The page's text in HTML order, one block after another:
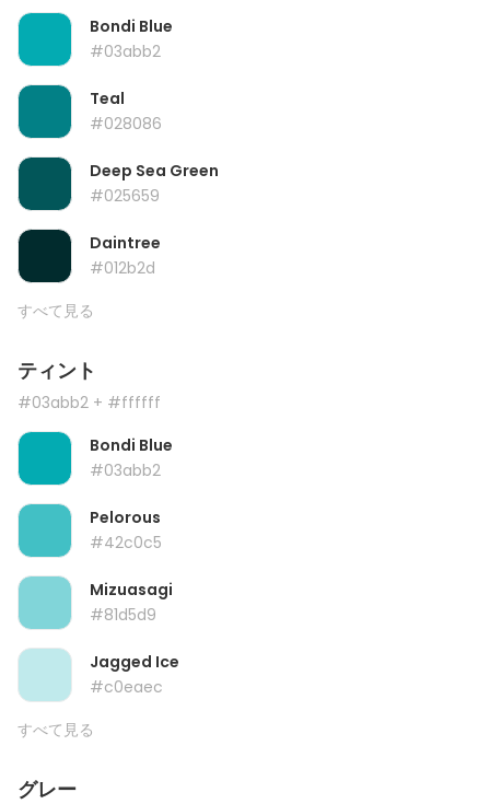
Bondi Blue
#03abb2
Teal
#028086
Deep Sea Green
#025659
Daintree
#012b2d
すべて見る
ティント
#03abb2 + #ffffff
Bondi Blue
#03abb2
Pelorous
#42c0c5
Mizuasagi
#81d5d9
Jagged Ice
#c0eaec
すべて見る
グレー